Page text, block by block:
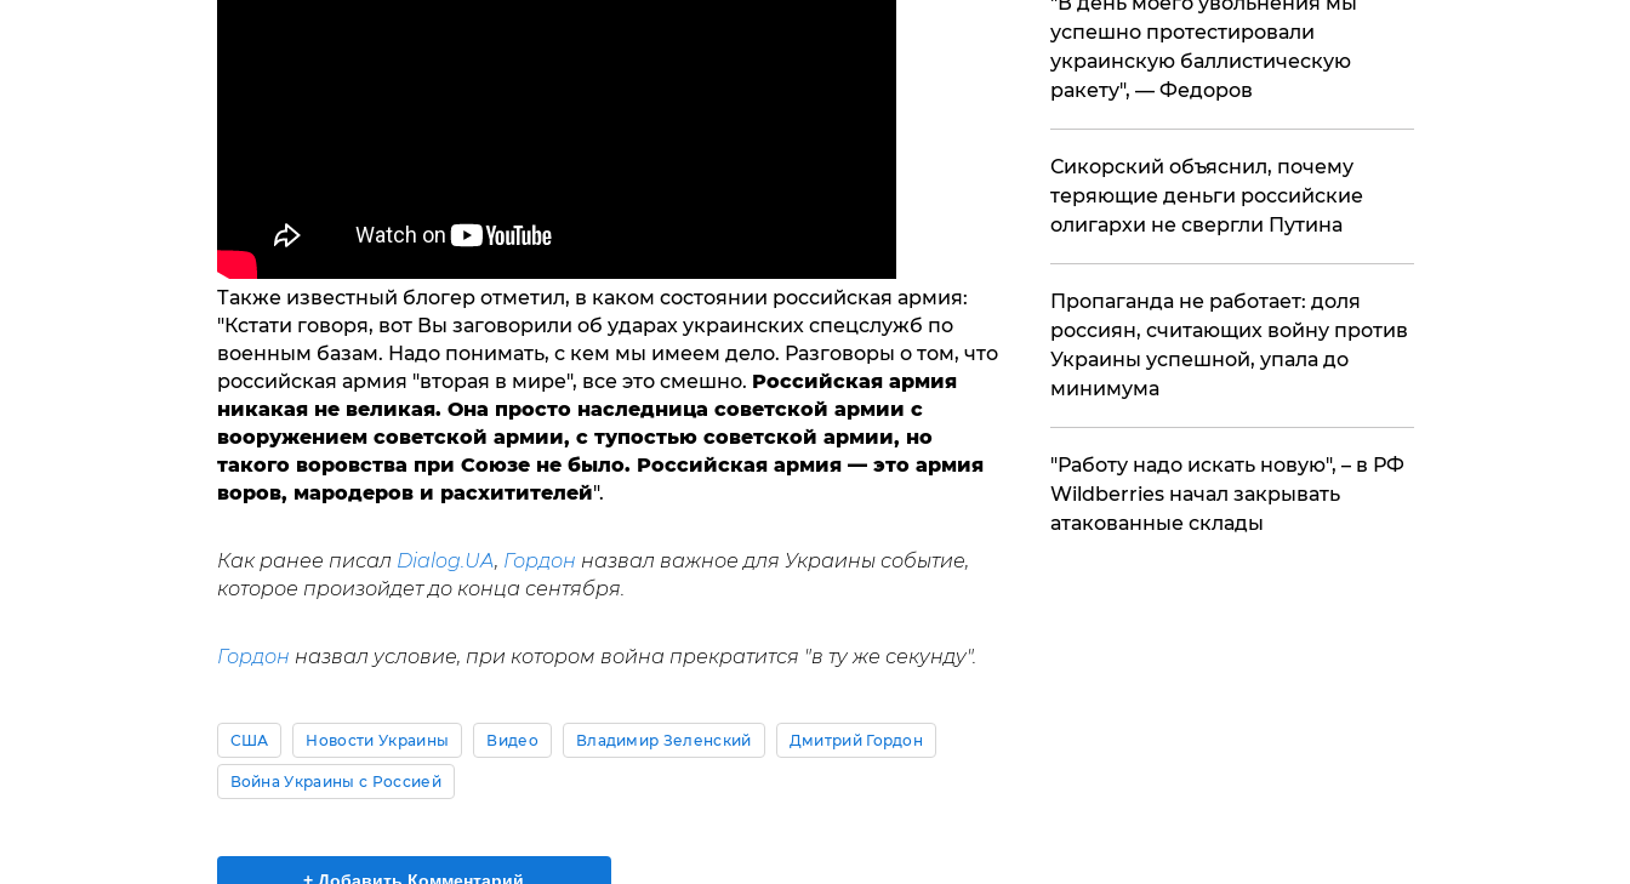
Также известный блогер отметил, в каком состоянии российская армия:
"Кстати говоря, вот Вы заговорили об ударах украинских спецслужб по
военным базам. Надо понимать, с кем мы имеем дело. Разговоры о том, что
российская армия "вторая в мире", все это смешно. Российская армия
никакая не великая. Она просто наследница советской армии с
вооружением советской армии, с тупостью советской армии, но
такого воровства при Союзе не было. Российская армия — это армия
воров, мародеров и расхитителей".
Как ранее писал Dialog.UA, Гордон назвал важное для Украины событие,
которое произойдет до конца сентября.
Гордон назвал условие, при котором война прекратится "в ту же секунду".
США Новости Украины Видео Владимир Зеленский Дмитрий Гордон
Война Украины с Россией
+ Добавить Комментарий
успешно протестировали
украинскую баллистическую
ракету", — Федоров
Сикорский объяснил, почему
теряющие деньги российские
олигархи не свергли Путина
​Пропаганда не работает: доля
россиян, считающих войну против
Украины успешной, упала до
минимума
"Работу надо искать новую", – в РФ
Wildberries начал закрывать
атакованные склады